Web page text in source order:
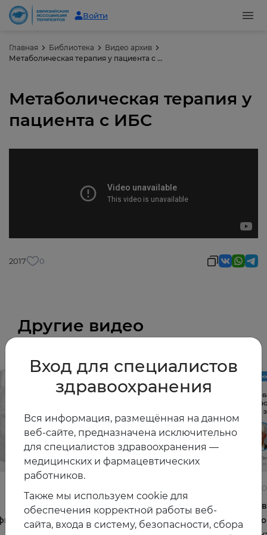
Войти
Главная Библиотека
Видео архив
Метаболическая терапия у пациента с ИБС
Метаболическая терапия у
пациента с ИБС
2017 0
Другие видео
Постменопауза на приёме: алгоритмы для
терапевта
и
и
Вход для специалистов
здравоохранения
Вся информация, размещённая на данном
веб-сайте, предназначена исключительно
для специалистов здравоохранения —
медицинских и фармацевтических
работников.
Также мы используем cookie для
обеспечения корректной работы веб-
сайта, входа в систему, безопасности, сбора